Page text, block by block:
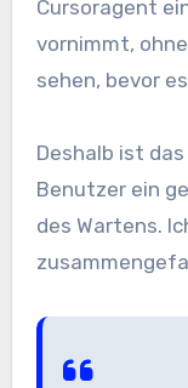
Cursoragent
vornimmt,
sehen, bevor
Deshalb ist
Benutzer ein
des Wartens.